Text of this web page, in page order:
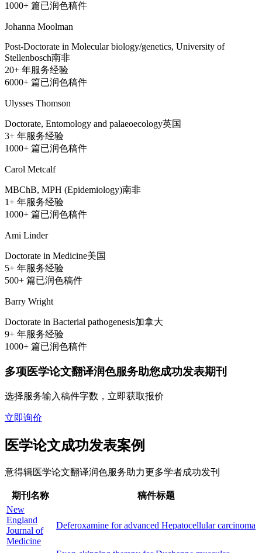
1000+ 篇已润色稿件
Johanna Moolman
Post-Doctorate in Molecular biology/genetics, University of
Stellenbosch南非
20+ 年服务经验
6000+ 篇已润色稿件
Ulysses Thomson
Doctorate, Entomology and palaeoecology英国
3+ 年服务经验
1000+ 篇已润色稿件
Carol Metcalf
MBChB, MPH (Epidemiology)南非
1+ 年服务经验
1000+ 篇已润色稿件
Ami Linder
Doctorate in Medicine美国
5+ 年服务经验
500+ 篇已润色稿件
Barry Wright
Doctorate in Bacterial pathogenesis加拿大
9+ 年服务经验
1000+ 篇已润色稿件
多项医学论文翻译润色服务助您成功发表期刊
选择服务输入稿件字数，立即获取报价
立即询价
医学论文成功发表案例
意得辑医学论文翻译润色服务助力更多学者成功发刊
期刊名称
稿件标题
New
England
Journal of
Medicine
Deferoxamine for advanced Hepatocellular carcinoma